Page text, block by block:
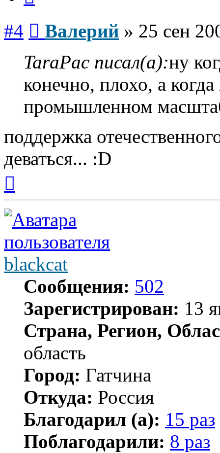
#4 Валерий » 25 сен
TaraPac писал(а):ну
конечно, плохо, а
промышленном
поддержка
деваться... :D
началу
blackcat
Сообщения: 502
Зарегистрирован: 13
Страна, Регион,
область
Город: Гатчина
Откуда: Россия
Благодарил (а): 15 раз
Поблагодарили: 8 раз